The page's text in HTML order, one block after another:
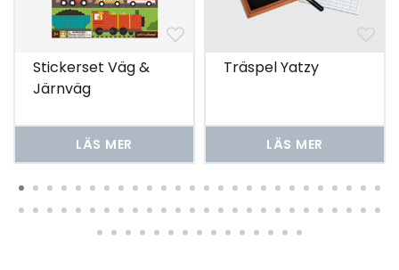
Stickerset Väg &
Järnväg
LÄS MER
Träspel Yatzy
LÄS MER